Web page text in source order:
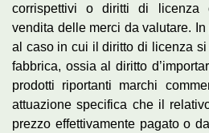
corrispettivi o diritti di licenza
vendita delle merci da valutare.
al caso in cui il diritto di licenza
fabbrica, ossia al diritto
prodotti riportanti marchi
attuazione specifica che il
prezzo effettivamente pagato o